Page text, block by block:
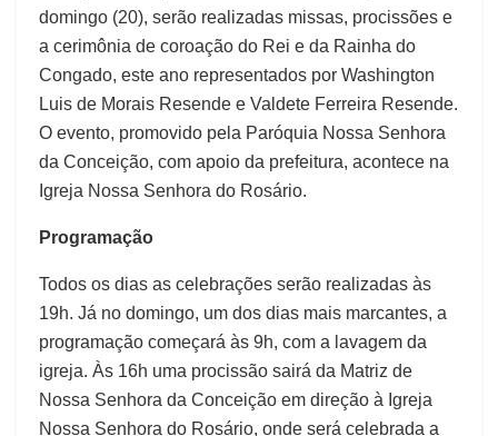
domingo (20), serão realizadas missas, procissões e
a cerimônia de coroação do Rei e da Rainha do
Congado, este ano representados por Washington
Luis de Morais Resende e Valdete Ferreira Resende.
O evento, promovido pela Paróquia Nossa Senhora
da Conceição, com apoio da prefeitura, acontece na
Igreja Nossa Senhora do Rosário.
Programação
Todos os dias as celebrações serão realizadas às
19h. Já no domingo, um dos dias mais marcantes, a
programação começará às 9h, com a lavagem da
igreja. Às 16h uma procissão sairá da Matriz de
Nossa Senhora da Conceição em direção à Igreja
Nossa Senhora do Rosário, onde será celebrada a